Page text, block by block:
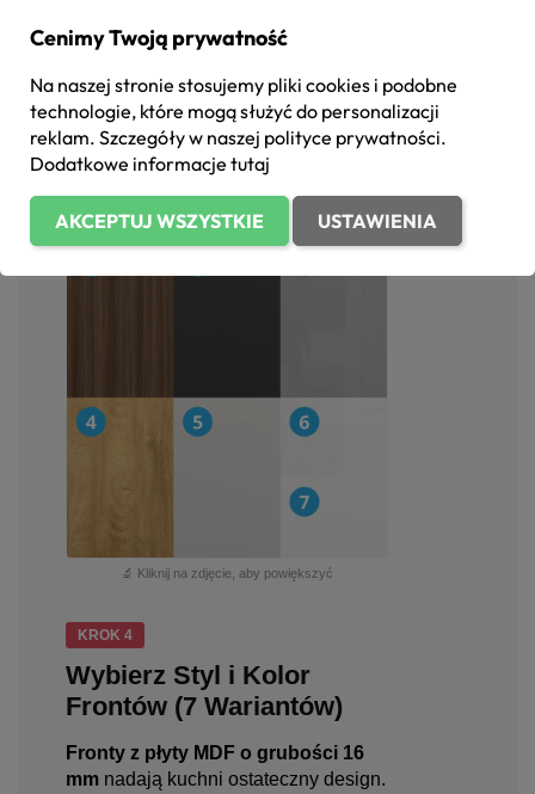
Wszystkie szafki stojące opierają
regulacją (10-13 cm), ułatwiających
idealne wypoziomowanie mebli na
każdej podłodze.
🔬 Kliknij na zdjęcie, aby powiększyć
KROK 4
Wybierz Styl i Kolor
Frontów (7 Wariantów)
Fronty z płyty MDF o grubości 16
mm nadają kuchni ostateczny design.
Cenimy Twoją prywatność
Na naszej stronie stosujemy pliki cookies i podobne
technologie, które mogą służyć do personalizacji
reklam. Szczegóły w naszej polityce prywatności.
Dodatkowe informacje tutaj
AKCEPTUJ WSZYSTKIE USTAWIENIA